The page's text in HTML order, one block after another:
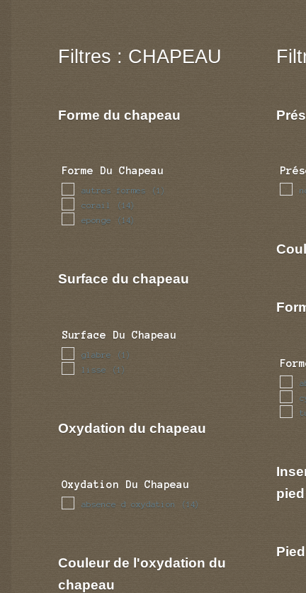
Filtres : CHAPEAU
Forme du chapeau
Forme Du Chapeau
autres formes (1)
corail (14)
eponge (14)
Surface du chapeau
Surface Du Chapeau
glabre (1)
lisse (1)
Oxydation du chapeau
Oxydation Du Chapeau
absence d oxydation (14)
Couleur de l'oxydation du
chapeau
pied